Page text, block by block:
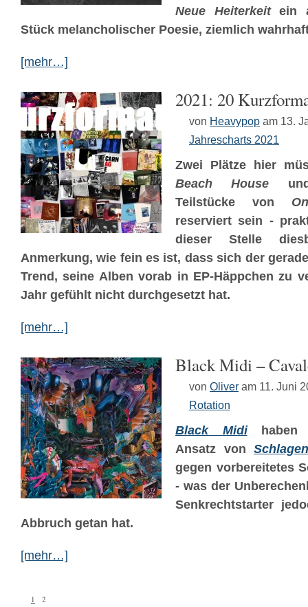
Neue Heiterkeitein
Stück melancholischer Poesie, ziemlich
[mehr…]
2021: 20
von Heavypop am 13.
Jahrescharts 2021
Zwei Plätze hier
Beach House
Teilstücke von
reserviert sein -
dieser Stelle
Anmerkung, wie fein es ist, dass sich der
Trend, seine Alben vorab in EP-Häppchen zu
Jahr gefühlt nicht durchgesetzt hat.
[mehr…]
Black Midi –
von Oliver am 11. Juni
Rotation
Black Midihaben
Ansatz von
gegen vorbereitetes
- was der
Senkrechtstarter
Abbruch getan hat.
[mehr…]
1 2